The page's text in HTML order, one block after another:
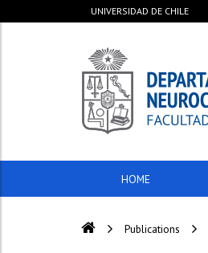
UNIVERSIDAD DE CHILE
HOME
Publications